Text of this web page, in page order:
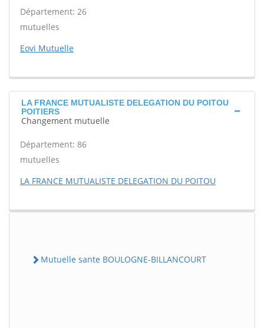
Département: 26
mutuelles
Eovi Mutuelle
LA FRANCE MUTUALISTE DELEGATION DU POITOU
POITIERS
Changement mutuelle
Département: 86
mutuelles
LA FRANCE MUTUALISTE DELEGATION DU POITOU
Mutuelle sante BOULOGNE-BILLANCOURT